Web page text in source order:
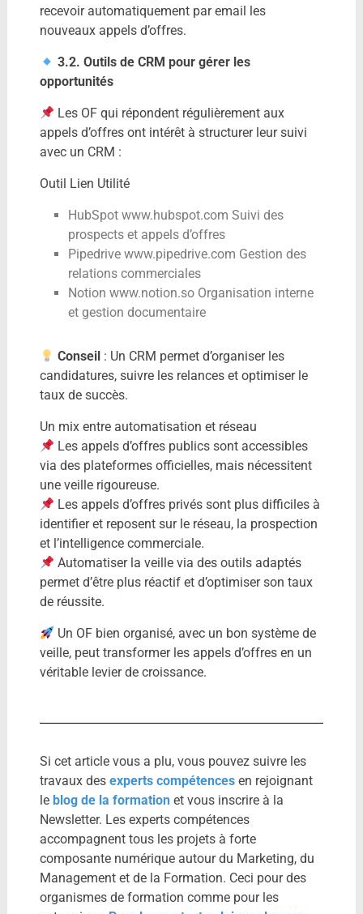
recevoir automatiquement par email les
nouveaux appels d’offres.
3.2. Outils de CRM pour gérer les
opportunités
Les OF qui répondent régulièrement aux
appels d’offres ont intérêt à structurer leur suivi
avec un CRM :
Outil Lien Utilité
HubSpot www.hubspot.com Suivi des
prospects et appels d’offres
Pipedrive www.pipedrive.com Gestion des
relations commerciales
Notion www.notion.so Organisation interne
et gestion documentaire
Conseil : Un CRM permet d’organiser les
candidatures, suivre les relances et optimiser le
taux de succès.
Un mix entre automatisation et réseau
Les appels d’offres publics sont accessibles
via des plateformes officielles, mais nécessitent
une veille rigoureuse.
Les appels d’offres privés sont plus difficiles à
identifier et reposent sur le réseau, la prospection
et l’intelligence commerciale.
Automatiser la veille via des outils adaptés
permet d’être plus réactif et d’optimiser son taux
de réussite.
Un OF bien organisé, avec un bon système de
veille, peut transformer les appels d’offres en un
véritable levier de croissance.
Si cet article vous a plu, vous pouvez suivre les
travaux des experts compétencesen rejoignant
le blog de la formation et vous inscrire à la
Newsletter. Les experts compétences
accompagnent tous les projets à forte
composante numérique autour du Marketing, du
Management et de la Formation. Ceci pour des
organismes de formation comme pour les